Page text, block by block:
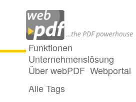
Funktionen
Unternehmenslösung
Über webPDF Webportal
Alle Beiträge
Alle Tags